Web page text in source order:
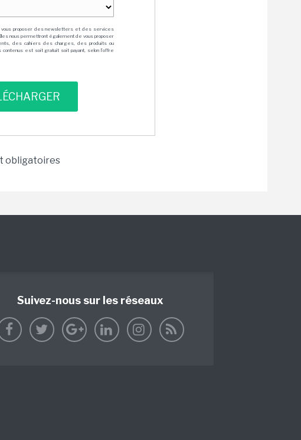
vous proposer des newsletters et des services
nous permettront également de vous proposer
des cahiers des charges, des produits ou
est soit gratuit soit payant, selon l'offre
obligatoires
Suivez-nous sur les réseaux